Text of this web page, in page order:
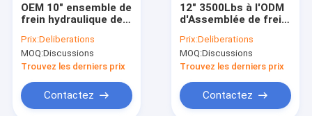
OEM 10" ensemble de
frein hydraulique de
pour la remorque
Prix:Deliberations
MOQ:Discussions
Trouvez les derniers prix
Contactez
12" 3500Lbs à l'ODM
d'Assemblée de frein
7000Lbs
Prix:Deliberations
MOQ:Discussions
Trouvez les derniers prix
Contactez